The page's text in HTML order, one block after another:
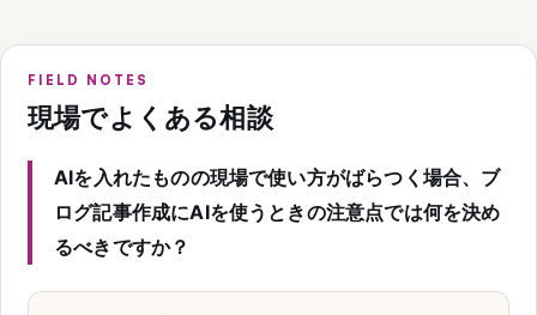
FIELD NOTES
現場でよくある相談
AIを入れたものの現場で使い方がばらつく場合、ブ
ログ記事作成にAIを使うときの注意点では何を決め
るべきですか？